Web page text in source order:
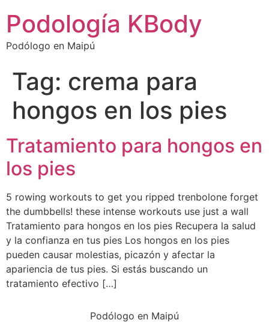
Podología KBody
Podólogo en Maipú
Tag: crema para
hongos en los pies
Tratamiento para hongos en
los pies
5 rowing workouts to get you ripped trenbolone forget
the dumbbells! these intense workouts use just a wall
Tratamiento para hongos en los pies Recupera la salud
y la confianza en tus pies Los hongos en los pies
pueden causar molestias, picazón y afectar la
apariencia de tus pies. Si estás buscando un
tratamiento efectivo […]
Podólogo en Maipú